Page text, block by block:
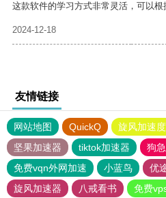
这款软件的学习方式非常灵活，可以根
2024-12-18
友情链接
网站地图 QuickQ 旋风加速
坚果加速器
tiktok加速器
狗
免费vqn外网加速
小蓝鸟 优
旋风加速器
八戒看书 免费